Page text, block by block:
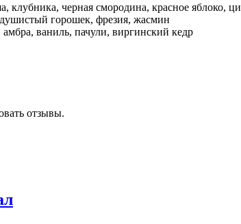
черная смородина, красное яблоко,
горошек, фрезия, жасмин
ваниль, пачули, виргинский кедр
отзывы.